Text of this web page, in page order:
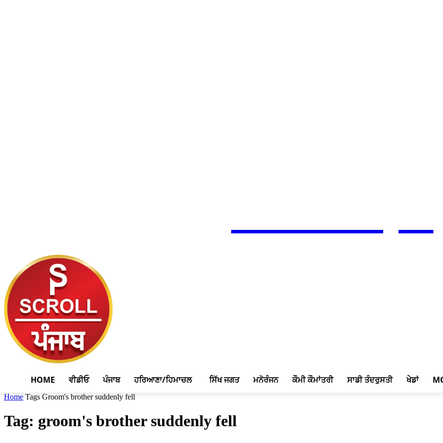
HOME ਵੀਡੀਓ ਪੰਜਾਬ ਹਰਿਆਣਾ/ਹਿਮਾਚਲ ਸਿੱਖ ਜਗਤ ਮਨੋਰੰਜਨ ਕੌਮੀ ਕੌਮਾਂਤਰੀ ਸਾਡੀ ਤੰਦਰੁਸਤੀ ਖੇਡਾਂ
Home Tags Groom's brother suddenly fell
Tag: groom's brother suddenly fell